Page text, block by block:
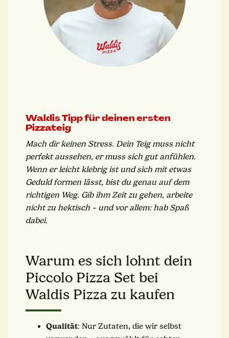
Waldis Tipp für deinen ersten
Pizzateig
Mach dir keinen Stress. Dein Teig muss nicht
perfekt aussehen, er muss sich gut anfühlen.
Wenn er leicht klebrig ist und sich mit etwas
Geduld formen lässt, bist du genau auf dem
richtigen Weg. Gib ihm Zeit zu gehen, arbeite
nicht zu hektisch – und vor allem: hab Spaß
dabei.
Warum es sich lohnt dein
Piccolo Pizza Set bei
Waldis Pizza zu kaufen
Qualität: Nur Zutaten, die wir selbst